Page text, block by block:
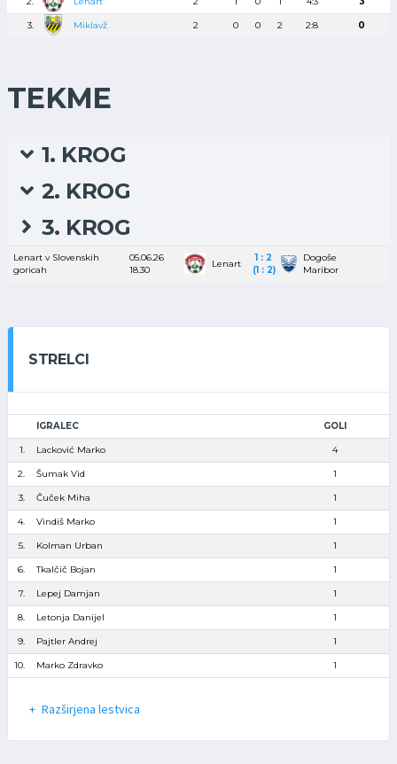
3. Miklavž 2 0 0 2 2:8 0
TEKME
1. KROG
2. KROG
3. KROG
Lenart v Slovenskih
goricah
05.06.26
18.30
Lenart
1 : 2
(1 : 2)
Dogoše
Maribor
STRELCI
IGRALEC GOLI
1. Lacković Marko 4
2. Šumak Vid 1
3. Čuček Miha 1
4. Vindiš Marko 1
5. Kolman Urban 1
6. Tkalčič Bojan 1
7. Lepej Damjan 1
8. Letonja Danijel 1
9. Pajtler Andrej 1
10. Marko Zdravko 1
Razširjena lestvica